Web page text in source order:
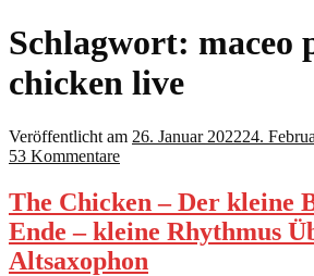
Schlagwort: maceo
chicken live
Veröffentlicht am 26. Januar 202224.
53 Kommentare
The Chicken – Der kleine
Ende – kleine Rhythmus
Altsaxophon